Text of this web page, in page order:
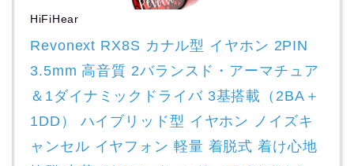
HiFiHear
Revonext RX8S カナル型 イヤホン 2PIN
3.5mm 高音質 2バランスド・アーマチュア
＆1ダイナミックドライバ 3基搭載（2BA＋
1DD） ハイブリッド型 イヤホン ノイズキ
ャンセル イヤフォン 軽量 着脱式 着け心地